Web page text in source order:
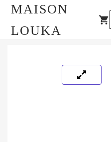
MAISON
LOUKA